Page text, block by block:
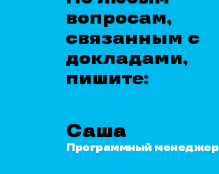
вопросам,
связанным с
докладами,
пишите:
Саша
Программный менеджер